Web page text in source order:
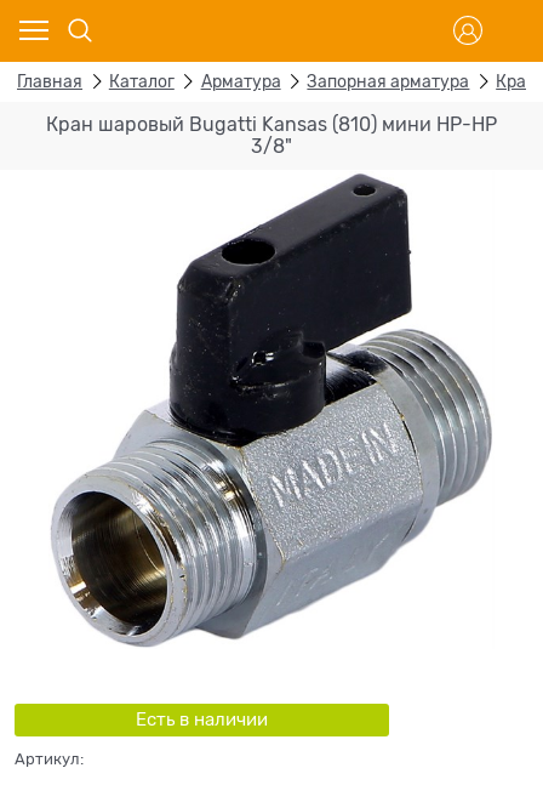
Главная Каталог Арматура Запорная арматура
Кран шаровый Bugatti Kansas (810) мини НР-НР
3/8"
Есть в наличии
Артикул: